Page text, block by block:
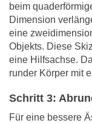
beim
Dimension
eine
Objekts. Diese
eine Hilfsachse.
runder Körper mit
Schritt 3:
Für eine bessere